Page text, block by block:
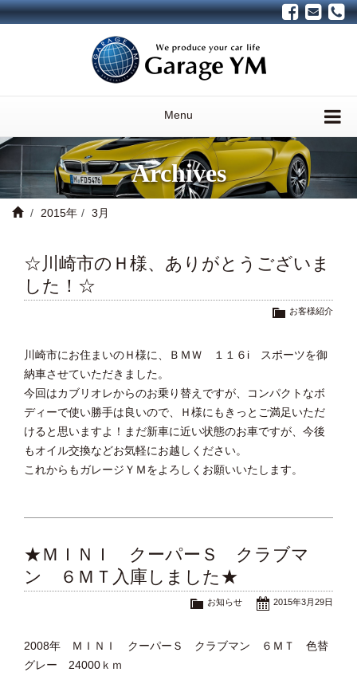
Menu
Archives
2015年 3月
☆川崎市のＨ様、ありがとうございま
した！☆
お客様紹介
川崎市にお住まいのＨ様に、ＢＭＷ １１６i スポーツを御
納車させていただきました。
今回はカブリオレからのお乗り替えですが、コンパクトなボ
ディーで使い勝手は良いので、Ｈ様にもきっとご満足いただ
けると思いますよ！まだ新車に近い状態のお車ですが、今後
もオイル交換などお気軽にお越しください。
これからもガレージＹＭをよろしくお願いいたします。
★ＭＩＮＩ クーパーＳ クラブマ
ン ６ＭＴ入庫しました★
2015年3月29日
お知らせ
2008年 ＭＩＮＩ クーパーＳ クラブマン ６ＭＴ 色替
グレー 24000ｋｍ